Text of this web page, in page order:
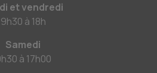
et vendredi
9h30 à 18h
Samedi
à 17h00